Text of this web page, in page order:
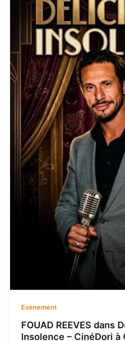
Evenement
FOUAD REEVES dans
Insolence – CinéDori à